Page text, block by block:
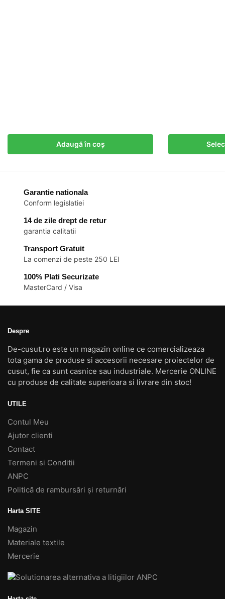
Adaugă în coș
Garantie nationala
Conform legislatiei
14 de zile drept de retur
garantia calitatii
Transport Gratuit
La comenzi de peste 250 LEI
100% Plati Securizate
MasterCard / Visa
Despre
De-cusut.ro este un magazin online ce comercializeaza
tota gama de produse si accesorii necesare proiectelor de
cusut, fie ca sunt casnice sau industriale. Mercerie ONLINE
cu produse de calitate superioara si livrare din stoc!
UTILE
Contul Meu
Ajutor clienti
Contact
Termeni si Conditii
ANPC
Politică de rambursări și returnări
Harta SITE
Magazin
Materiale textile
Mercerie